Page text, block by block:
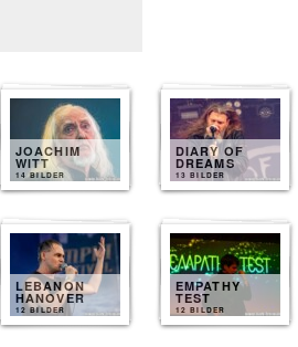
JOACHIM
WITT
14 BILDER
DIARY OF
DREAMS
13 BILDER
LEBANON
HANOVER
12 BILDER
EMPATHY
TEST
12 BILDER